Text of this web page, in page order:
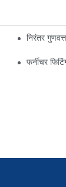
निरंतर
फर्नीचर